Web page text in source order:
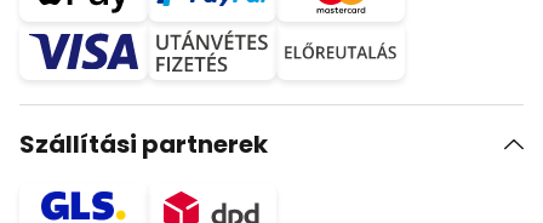
Szállítási partnerek